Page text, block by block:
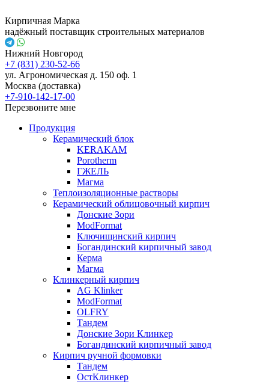
Кирпичная Марка
надёжный поставщик строительных материалов
Нижний Новгород
+7 (831) 230-52-66
ул. Агрономическая д. 150 оф. 1
Москва (доставка)
+7-910-142-17-00
Перезвоните мне
Продукция
Керамический блок
KERAKAM
Porotherm
ГЖЕЛЬ
Магма
Теплоизоляционные растворы
Керамический облицовочный кирпич
Донские Зори
ModFormat
Ключищинский кирпич
Богандинский кирпичный завод
Керма
Магма
Клинкерный кирпич
AG Klinker
ModFormat
OLFRY
Тандем
Донские Зори Клинкер
Богандинский кирпичный завод
Кирпич ручной формовки
Тандем
ОстКлинкер